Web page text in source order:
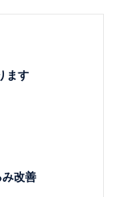
ます
改善